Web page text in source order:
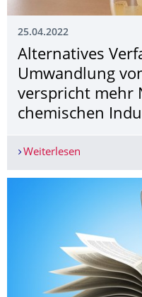
25.04.2022
Alternatives
Umwandlung
verspricht mehr
chemischen
Weiterlesen